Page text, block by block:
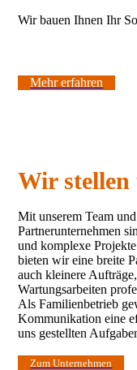
Wir bauen Ihnen Ihr
Mehr erfahren
Wir stellen
Mit unserem Team
Partnerunternehmen
und komplexe
bieten wir eine breite
auch kleinere
Wartungsarbeiten
Als Familienbetrieb
Kommunikation eine
uns gestellten
Zum Unternehmen